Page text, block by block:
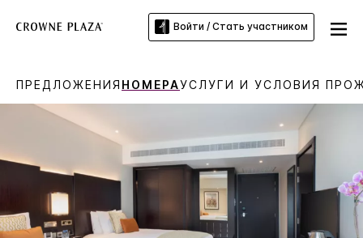
Войти / Стать участником
ПРЕДЛОЖЕНИЯ НОМЕРАУСЛУГИ И УСЛОВИЯ